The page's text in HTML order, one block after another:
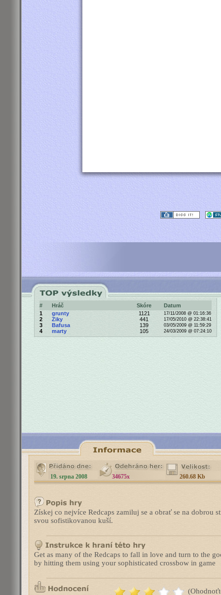
# Hráč Skóre
Datum
1
grunty 1121 17/11/2008 @ 01:16:36
2 Ziky 441 17/05/2010 @ 22:38:41
3 Bafusa 139 03/05/2009 @ 11:59:29
4 marty 105 24/03/2009 @ 07:24:10
19. srpna 2008 34675x 260.68 Kb
Získej co nejvíce Redcaps zamiluj se a obrať se na dobrou
svou sofistikovanou kuší.
Get as many of the Redcaps to fall in love and turn to the
by hitting them using your sophisticated crossbow in game